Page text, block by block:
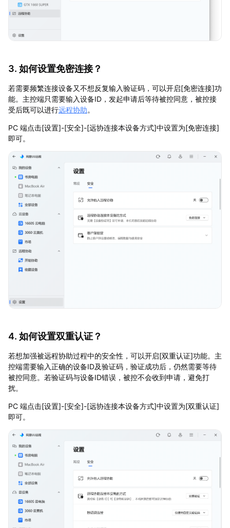
3. 如何设置免密连接？
若需要频繁连接设备又不想反复输入验证码，可以开启[免密连接]功
能。主控端只需要输入设备ID，发起申请后等待被控同意，被控接
受后既可以进行远程协助。
PC 端点击[设置]-[安全]-[远协连接本设备方式]中设置为[免密连接]
即可。
4. 如何设置双重认证？
若想加强被远程协助过程中的安全性，可以开启[双重认证]功能。主
控端需要输入正确的设备ID及验证码，验证成功后，仍然需要等待
被控同意。若验证码与设备ID错误，被控不会收到申请，避免打
扰。
PC 端点击[设置]-[安全]-[远协连接本设备方式]中设置为[双重认证]
即可。